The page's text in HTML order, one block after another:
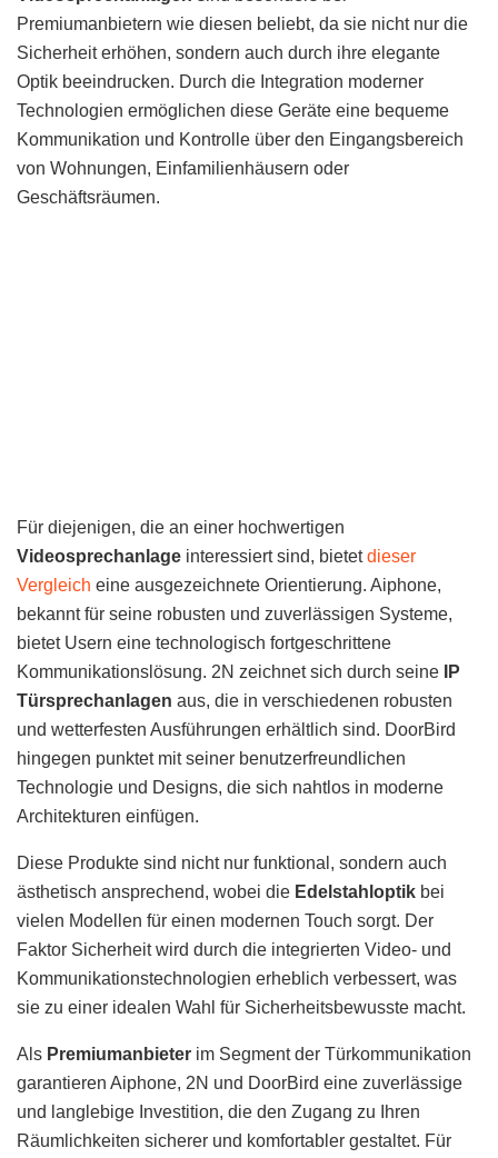
Premiumanbietern wie diesen beliebt, da sie nicht nur die
Sicherheit erhöhen, sondern auch durch ihre elegante
Optik beeindrucken. Durch die Integration moderner
Technologien ermöglichen diese Geräte eine bequeme
Kommunikation und Kontrolle über den Eingangsbereich
von Wohnungen, Einfamilienhäusern oder
Geschäftsräumen.
Für diejenigen, die an einer hochwertigen
Videosprechanlage interessiert sind, bietetdieser
Vergleich eine ausgezeichnete Orientierung. Aiphone,
bekannt für seine robusten und zuverlässigen Systeme,
bietet Usern eine technologisch fortgeschrittene
Kommunikationslösung. 2N zeichnet sich durch seine
IP
Türsprechanlagen aus, die in verschiedenen robusten
und wetterfesten Ausführungen erhältlich sind. DoorBird
hingegen punktet mit seiner benutzerfreundlichen
Technologie und Designs, die sich nahtlos in moderne
Architekturen einfügen.
Diese Produkte sind nicht nur funktional, sondern auch
ästhetisch ansprechend, wobei die Edelstahloptik bei
vielen Modellen für einen modernen Touch sorgt. Der
Faktor Sicherheit wird durch die integrierten Video- und
Kommunikationstechnologien erheblich verbessert, was
sie zu einer idealen Wahl für Sicherheitsbewusste macht.
Als Premiumanbieter im Segment der Türkommunikation
garantieren Aiphone, 2N und DoorBird eine zuverlässige
und langlebige Investition, die den Zugang zu Ihren
Räumlichkeiten sicherer und komfortabler gestaltet. Für